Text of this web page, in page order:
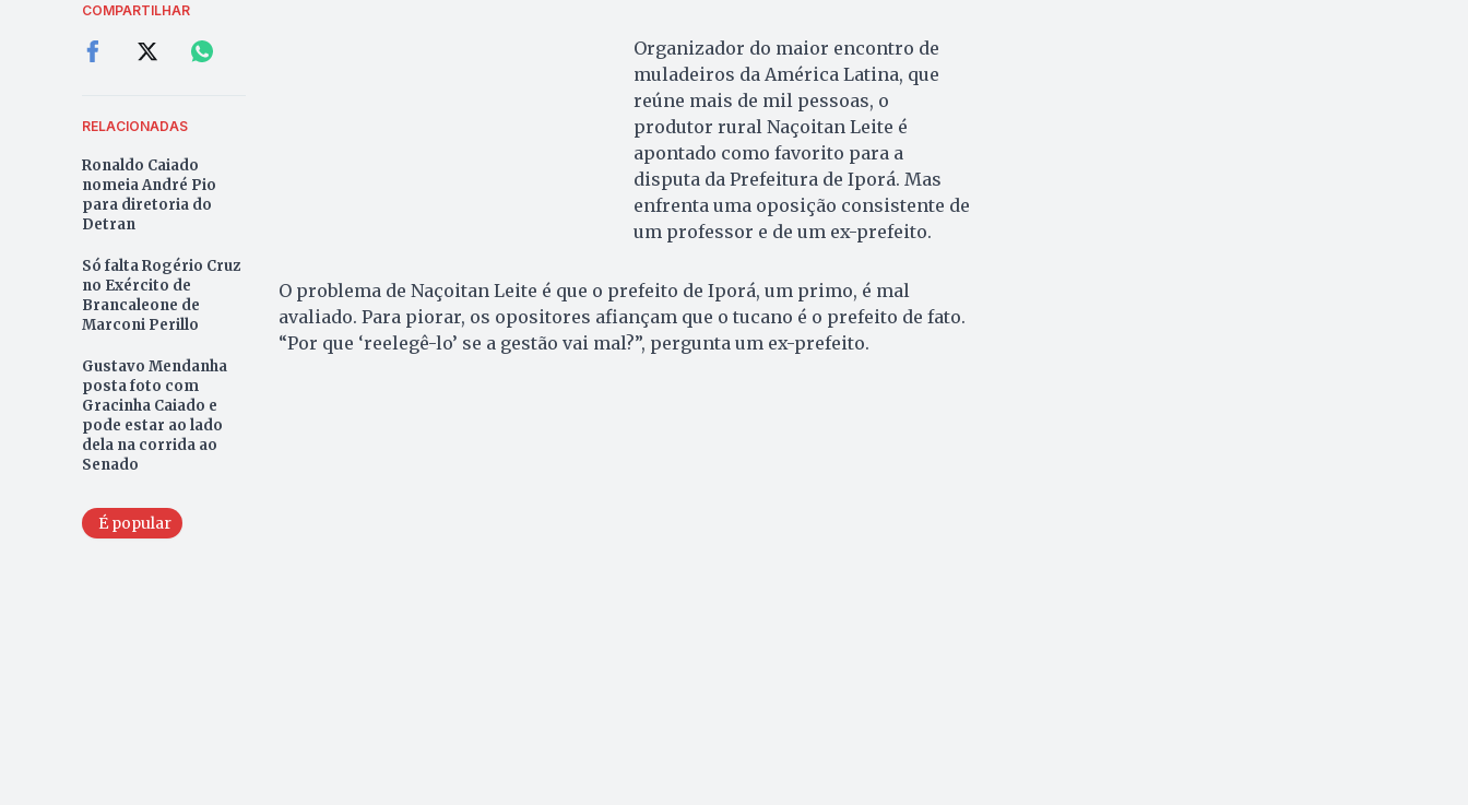
COMPARTILHAR
RELACIONADAS
Ronaldo Caiado
nomeia André Pio
para diretoria do
Detran
Só falta Rogério Cruz
no Exército de
Brancaleone de
Marconi Perillo
Gustavo Mendanha
posta foto com
Gracinha Caiado e
pode estar ao lado
dela na corrida ao
Senado
É popular
Organizador do maior encontro de
muladeiros da América Latina, que
reúne mais de mil pessoas, o
produtor rural Naçoitan Leite é
apontado como favorito para a
disputa da Prefeitura de Iporá. Mas
enfrenta uma oposição consistente de
um professor e de um ex-prefeito.
O problema de Naçoitan Leite é que o prefeito de Iporá, um primo, é mal
avaliado. Para piorar, os opositores afiançam que o tucano é o prefeito de fato.
“Por que ‘reelegê-lo’ se a gestão vai mal?”, pergunta um ex-prefeito.